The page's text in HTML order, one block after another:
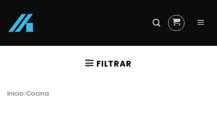
content
FILTRAR
Inicio/Cocina